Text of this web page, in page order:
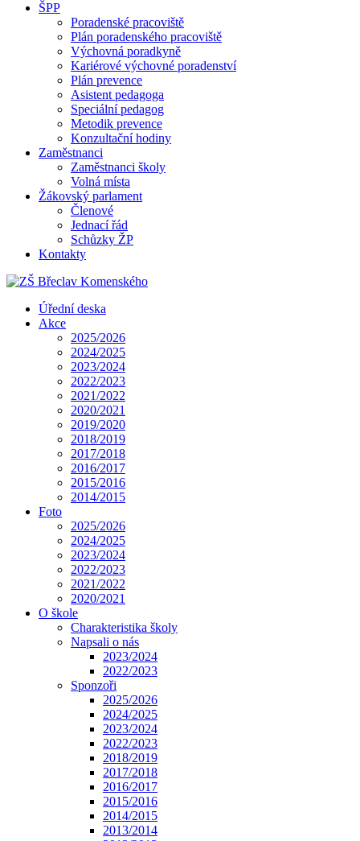
ŠPP
Poradenské pracoviště
Plán poradenského pracoviště
Výchovná poradkyně
Kariérové výchovné poradenství
Plán prevence
Asistent pedagoga
Speciální pedagog
Metodik prevence
Konzultační hodiny
Zaměstnanci
Zaměstnanci školy
Volná místa
Žákovský parlament
Členové
Jednací řád
Schůzky ŽP
Kontakty
Úřední deska
Akce
2025/2026
2024/2025
2023/2024
2022/2023
2021/2022
2020/2021
2019/2020
2018/2019
2017/2018
2016/2017
2015/2016
2014/2015
Foto
2025/2026
2024/2025
2023/2024
2022/2023
2021/2022
2020/2021
O škole
Charakteristika školy
Napsali o nás
2023/2024
2022/2023
Sponzoři
2025/2026
2024/2025
2023/2024
2022/2023
2018/2019
2017/2018
2016/2017
2015/2016
2014/2015
2013/2014